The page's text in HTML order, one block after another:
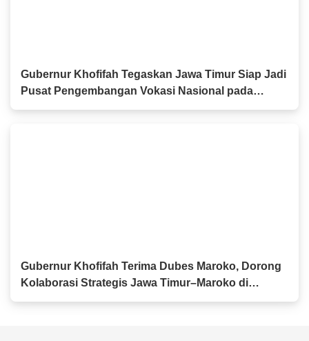
Gubernur Khofifah Tegaskan Jawa Timur Siap Jadi
Pusat Pengembangan Vokasi Nasional pada
OLIVIA XI 2026
Gubernur Khofifah Terima Dubes Maroko, Dorong
Kolaborasi Strategis Jawa Timur–Maroko di
Berbagai Sektor